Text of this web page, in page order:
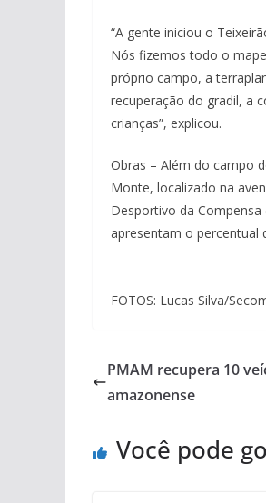
“A gente iniciou o
Nós fizemos todo o
próprio campo, a
recuperação do gradil, a
crianças”, explicou.
Obras – Além do campo
Monte, localizado na
Desportivo da
apresentam o percentual
FOTOS: Lucas Silva/
PMAM recupera 10
amazonense
Você pode